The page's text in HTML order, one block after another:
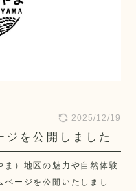
を公開しました
ま）地区の魅力や自然体験
ージを公開いたしまし
2025/12/19